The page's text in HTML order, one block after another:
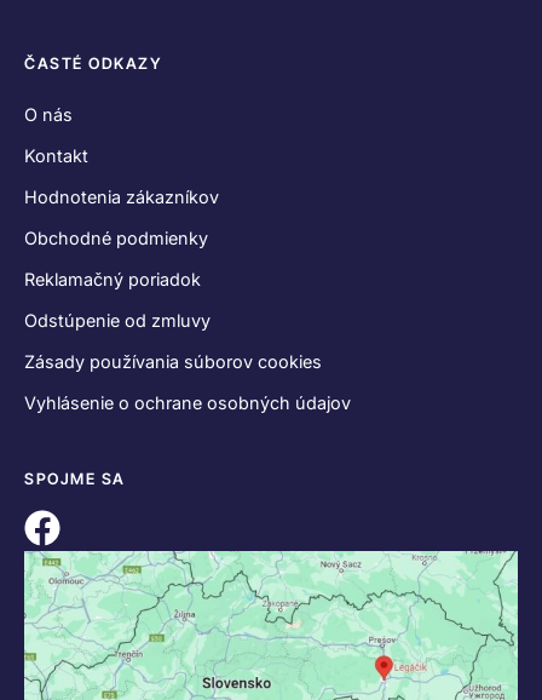
ČASTÉ ODKAZY
O nás
Kontakt
Hodnotenia zákazníkov
Obchodné podmienky
Reklamačný poriadok
Odstúpenie od zmluvy
Zásady používania súborov cookies
Vyhlásenie o ochrane osobných údajov
SPOJME SA